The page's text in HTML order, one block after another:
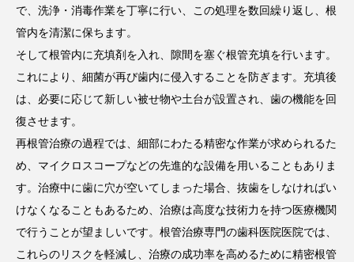
で、洗浄・消毒作業を丁寧に行い、この処理を数回繰り返し、根
管内を清潔に保ちます。
そして根管内に充填剤を入れ、隙間を塞ぐ根管充填を行います。
これにより、細菌が再び歯内に侵入することを防ぎます。充填後
は、必要に応じて新しい被せ物や土台が設置され、歯の機能を回
復させます。
再根管治療の過程では、細部にわたる精密な作業が求められるた
め、マイクロスコープなどの先進的な設備を用いることもありま
す。治療中に歯に穴が空いてしまった場合、抜歯をしなければい
けなくなることもあるため、治療は高度な技術力を持つ医療機関
で行うことが望ましいです。根管治療専門の歯科医院医院では、
これらのリスクを軽減し、治療の成功率を高めるために精密根管